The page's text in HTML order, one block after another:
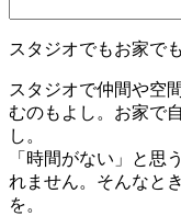
スタジオでもお家で
スタジオで仲間や空
むのもよし。お家で
し。
「時間がない」と思
れません。そんなと
を。